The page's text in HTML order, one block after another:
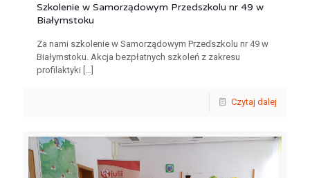
Szkolenie w Samorządowym Przedszkolu nr 49 w
Białymstoku
Za nami szkolenie w Samorządowym Przedszkolu nr 49 w
Białymstoku. Akcja bezpłatnych szkoleń z zakresu
profilaktyki […]
Czytaj dalej